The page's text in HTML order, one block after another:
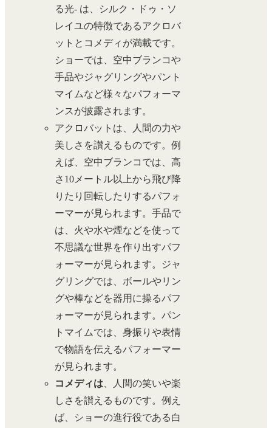
る光- は、シルク・ドゥ・ソ
レイユの特徴であるアクロバ
ットとコメディが満載です。
ショーでは、空中ブランコや
手品やジャグリングやパント
マイムなど様々なパフォーマ
ンスが披露されます。
アクロバットは、人間の力や
美しさを讃えるものです。例
えば、空中ブランコでは、高
さ10メートル以上から飛び降
りたり回転したりするパフォ
ーマーが見られます。手品で
は、火や水や煙などを使って
不思議な世界を作り出すパフ
ォーマーが見られます。ジャ
グリングでは、ボールやリン
グや棒などを器用に操るパフ
ォーマーが見られます。パン
トマイムでは、身振りや表情
で物語を伝えるパフォーマー
が見られます。
コメディは 、人間の笑いや楽
しさを讃えるものです。例え
ば、ショーの進行役である白